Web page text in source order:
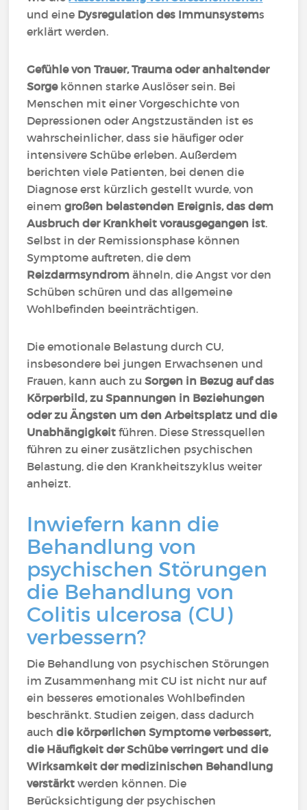
und eine Dysregulation des Immunsystems
erklärt werden.
Gefühle von Trauer, Trauma oder anhaltender
Sorge können starke Auslöser sein. Bei
Menschen mit einer Vorgeschichte von
Depressionen oder Angstzuständen ist es
wahrscheinlicher, dass sie häufiger oder
intensivere Schübe erleben. Außerdem
berichten viele Patienten, bei denen die
Diagnose erst kürzlich gestellt wurde, von
einemgroßen belastenden Ereignis, das dem
Ausbruch der Krankheit vorausgegangen ist.
Selbst in der Remissionsphase können
Symptome auftreten, die dem
Reizdarmsyndrom ähneln, die Angst vor den
Schüben schüren und das allgemeine
Wohlbefinden beeinträchtigen.
Die emotionale Belastung durch CU,
insbesondere bei jungen Erwachsenen und
Frauen, kann auch zuSorgen in Bezug auf das
Körperbild, zu Spannungen in Beziehungen
oder zu Ängsten um den Arbeitsplatz und die
Unabhängigkeitführen. Diese Stressquellen
führen zu einer zusätzlichen psychischen
Belastung, die den Krankheitszyklus weiter
anheizt.
Inwiefern kann die
Behandlung von
psychischen Störungen
die Behandlung von
Colitis ulcerosa (CU)
verbessern?
Die Behandlung von psychischen Störungen
im Zusammenhang mit CU ist nicht nur auf
ein besseres emotionales Wohlbefinden
beschränkt. Studien zeigen, dass dadurch
auchdie körperlichen Symptome verbessert,
die Häufigkeit der Schübe verringert und die
Wirksamkeit der medizinischen Behandlung
verstärkt werden können. Die
Berücksichtigung der psychischen